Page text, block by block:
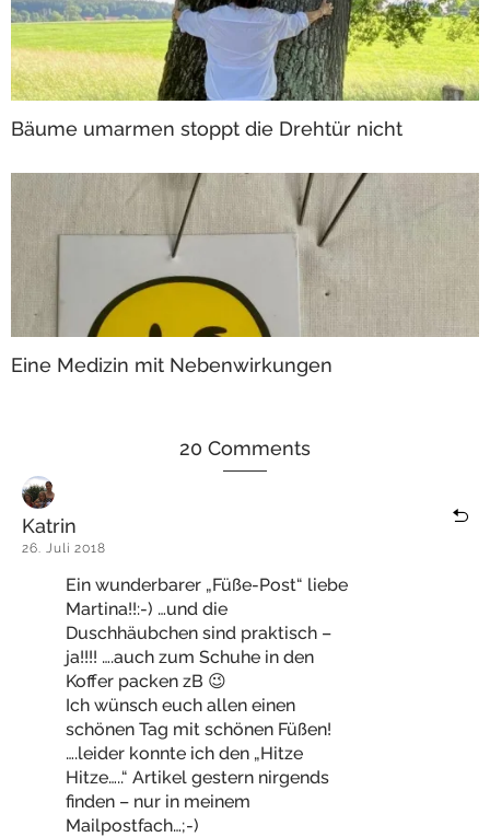
Bäume umarmen stoppt die Drehtür nicht
Eine Medizin mit Nebenwirkungen
20 Comments
Katrin
26. Juli 2018
Ein wunderbarer „Füße-Post“ liebe
Martina!!:-) …und die
Duschhäubchen sind praktisch –
ja!!!! ….auch zum Schuhe in den
Koffer packen zB 😉
Ich wünsch euch allen einen
schönen Tag mit schönen Füßen!
….leider konnte ich den „Hitze
Hitze…..“ Artikel gestern nirgends
finden – nur in meinem
Mailpostfach…;-)